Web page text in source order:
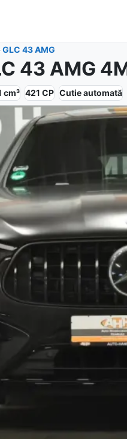
GLC 43 AMG
43 AMG
cm³ 421 CP Cutieautomată